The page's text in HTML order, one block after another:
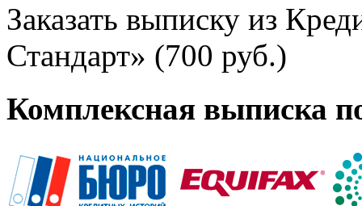
Заказать выписку из
Стандарт» (700 руб.)
Комплексная выписка